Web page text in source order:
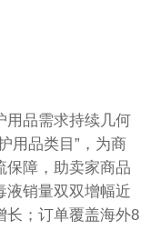
用品需求持续几何
用品类目”，为商
保障，助卖家商品
液销量双双增幅近
长；订单覆盖海外8